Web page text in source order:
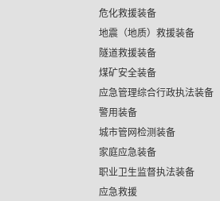
危化救援装备
地震（地质）救援装备
隧道救援装备
煤矿安全装备
应急管理综合行政执法装备
警用装备
城市管网检测装备
家庭应急装备
职业卫生监督执法装备
应急救援